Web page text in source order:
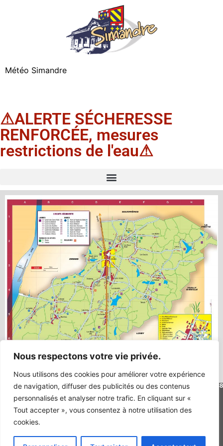
Nous respectons votre vie privée.
Nous utilisons des cookies pour améliorer votre expérience
de navigation, diffuser des publicités ou des contenus
personnalisés et analyser notre trafic. En cliquant sur «
Tout accepter », vous consentez à notre utilisation des
cookies.
Météo Simandre
⚠ALERTE SÉCHERESSE
RENFORCÉE, mesures
restrictions de l'eau⚠
Mairie de Simandre - 76, place de la Mairie - 71290 SIMANDRE - 03 85 40 20 38
- contact@simandre.fr
Plan du site